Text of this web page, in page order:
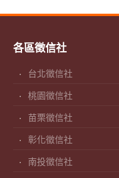
各區徵信社
台北徵信社
桃園徵信社
苗栗徵信社
彰化徵信社
南投徵信社